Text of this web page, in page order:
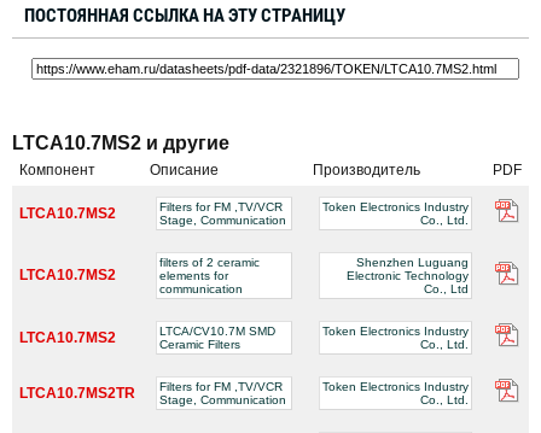
ПОСТОЯННАЯ ССЫЛКА НА ЭТУ СТРАНИЦУ
LTCA10.7MS2 и другие
Компонент Описание Производитель PDF
LTCA10.7MS2
Filters for FM ,TV/VCR
Stage, Communication
Token Electronics Industry
Co., Ltd.
LTCA10.7MS2
filters of 2 ceramic
elements for
communication
Shenzhen Luguang
Electronic Technology
Co., Ltd
LTCA10.7MS2
LTCA/CV10.7M SMD
Ceramic Filters
Token Electronics Industry
Co., Ltd.
LTCA10.7MS2TR
Filters for FM ,TV/VCR
Stage, Communication
Token Electronics Industry
Co., Ltd.